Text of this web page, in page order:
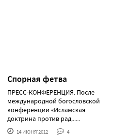
Спорная фетва
ПРЕСС-КОНФЕРЕНЦИЯ. После
международной богословской
конференции «Исламская
доктрина против рад......
14 ИЮНЯ'2012 4